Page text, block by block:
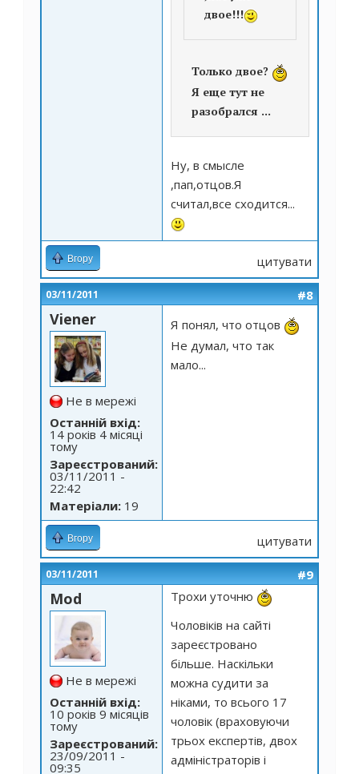
двое!!!
Только двое?
Я еще тут не
разобрался ...
Ну, в смысле
,пап,отцов.Я
считал,все сходится...
Вгору цитувати
03/11/2011 #8
Viener
Не в мережі
Останній вхід:
14 років 4 місяці
тому
Зареєстрований:
03/11/2011 -
22:42
Матеріали: 19
Я понял, что отцов
Не думал, что так
мало...
Вгору цитувати
03/11/2011 #9
Mod
Не в мережі
Останній вхід:
10 років 9 місяців
тому
Зареєстрований:
23/09/2011 -
09:35
Трохи уточню
Чоловіків на сайті
зареєстровано
більше. Наскільки
можна судити за
ніками, то всього 17
чоловік (враховуючи
трьох експертів, двох
адміністраторів і